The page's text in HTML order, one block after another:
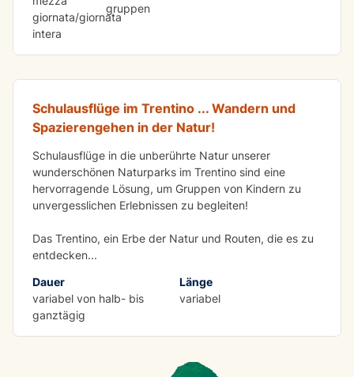
giornata/giornata
intera
gruppen
IN DER GRUPPE ZU ERLEDIGEN
Trekking für Schulen
Schulausflüge im Trentino ... Wandern und
Spazierengehen in der Natur!
Schulausflüge in die unberührte Natur unserer
wunderschönen Naturparks im Trentino sind eine
hervorragende Lösung, um Gruppen von Kindern zu
unvergesslichen Erlebnissen zu begleiten!
Das Trentino, ein Erbe der Natur und Routen, die es zu
entdecken...
Dauer
variabel von halb- bis
ganztägig
Länge
variabel